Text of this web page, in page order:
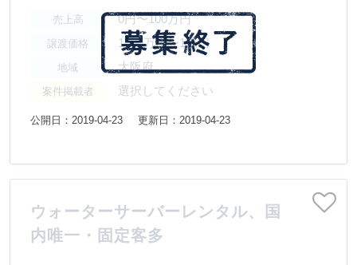
売上高 0円〜100万円
譲渡価格 1000万円〜1億円
地域 大阪府
案件掲載者 選択してください
公開日：2019-04-23 更新日：2019-04-23
ウォーターサーバーレンタル、国
内唯一・固定客多